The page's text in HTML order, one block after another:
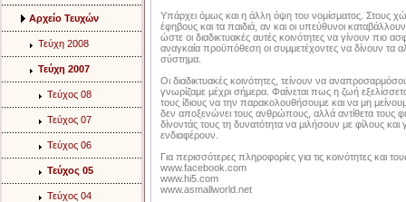
Αρχείο Τευχών
Τεύχη 2008
Τεύχη 2007
Τεύχος 08
Τεύχος 07
Τεύχος 06
Τεύχος 05
Τεύχος 04
Υπάρχει όμως και η άλλη όψη του νομίσματος. Στους
έφηβους και τα παιδιά, αν και οι υπεύθυνοι
ώστε οι διαδικτυακές αυτές κοινότητες να γίνουν πιο
αναγκαία προϋπόθεση οι συμμετέχοντες να δίνουν τα
σύστημα.
Οι διαδικτυακές κοινότητες, τείνουν να
γνωρίζαμε μέχρι σήμερα. Φαίνεται πως η ζωή
τους ίδιους να την παρακολουθήσουμε και να μη
δεν αποξενώνει τους ανθρώπους, αλλά αντίθετα τους
δίνοντάς τους τη δυνατότητα να μιλήσουν με φίλους
ενδιαφέρουν.
Για περισσότερες πληροφορίες για τις κοινότητες και
www.facebook.com
www.hi5.com
www.asmallworld.net